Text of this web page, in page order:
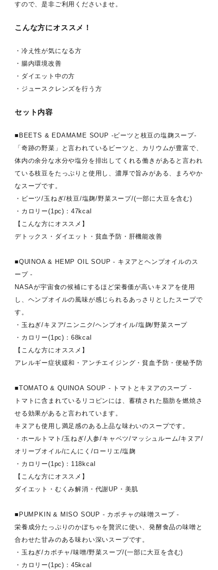
すので、是非ご利用くださいませ。
こんな方にオススメ！
・冷え性が気になる方
・腸内環境改善
・ダイエット中の方
・ジュースクレンズを行う方
セット内容
■BEETS & EDAMAME SOUP -ビーツと枝豆の塩麹スープ-
「奇跡の野菜」と言われているビーツと、カリウムが豊富で、
体内の余分な水分や塩分を排出してくれる働きがあると言われ
ている枝豆をたっぷりと使用し、濃厚で旨みがある、まろやか
なスープです。
・ビーツ/玉ねぎ/枝豆/塩麹/野菜スープ/(一部に大豆を含む)
・カロリー(1pc)：47kcal
【こんな方にオススメ】
デトックス・ダイエット・貧血予防・肝機能改善
■QUINOA & HEMP OIL SOUP - キヌアとヘンプオイルのス
ープ -
NASAが宇宙食の候補にするほど栄養価が高いキヌアを使用
し、ヘンプオイルの風味が感じられるあっさりとしたスープで
す。
・玉ねぎ/キヌア/ニンニク/ヘンプオイル/塩麹/野菜スープ
・カロリー(1pc)：68kcal
【こんな方にオススメ】
アレルギー症状緩和・アンチエイジング・貧血予防・便秘予防
■TOMATO & QUINOA SOUP - トマトとキヌアのスープ -
トマトに含まれているリコピンには、蓄積された脂肪を燃焼さ
せる効果があると言われています。
キヌアも使用し満足感のある上品な味わいのスープです。
・ホールトマト/玉ねぎ/人参/キャベツ/マッシュルーム/キヌア/
オリーブオイル/にんにく/ローリエ/塩麹
・カロリー(1pc)：118kcal
【こんな方にオススメ】
ダイエット・むくみ解消・代謝UP・美肌
■PUMPKIN & MISO SOUP - カボチャの味噌スープ -
栄養成分たっぷりのかぼちゃを贅沢に使い、発酵食品の味噌と
合わせた甘みのある味わい深いスープです。
・玉ねぎ/カボチャ/味噌/野菜スープ/(一部に大豆を含む)
・カロリー(1pc)：45kcal